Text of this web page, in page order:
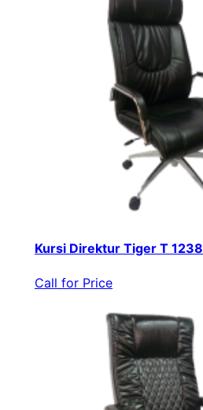
Kursi Direktur Tiger T 1238
Call for Price